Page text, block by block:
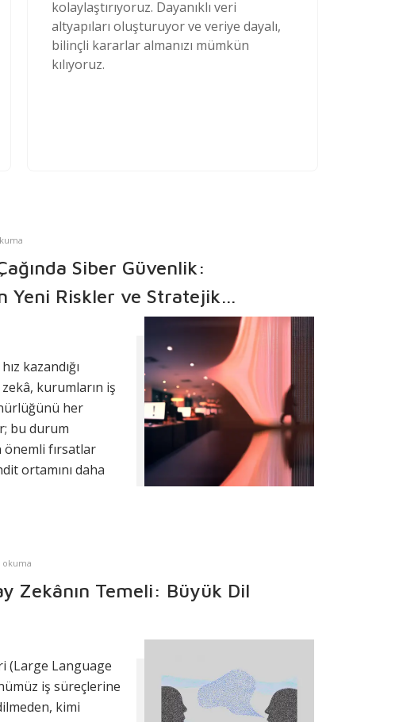
kolaylaştırıyoruz. Dayanıklı veri
altyapıları oluşturuyor ve veriye dayalı,
bilinçli kararlar almanızı mümkün
kılıyoruz.
Siber Güvenlik:
Yeni Riskler ve Stratejik
kazandığı
kurumların iş
her
bu durum
önemli fırsatlar
ortamını daha
odaklı şekilde
siber güvenliği
risk yönetimi ve
bütünleşmiş
yaklaşımını
okuma
Zekânın Temeli: Büyük Dil
(Large Language
iş süreçlerine
kimi